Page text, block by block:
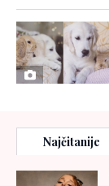
Najčitanije